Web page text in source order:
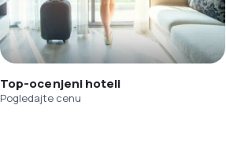
Top-ocenjeni hoteli
Pogledajte cenu